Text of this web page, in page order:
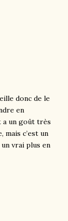
donc de le
en
a un goût très
c’est un
vrai plus en